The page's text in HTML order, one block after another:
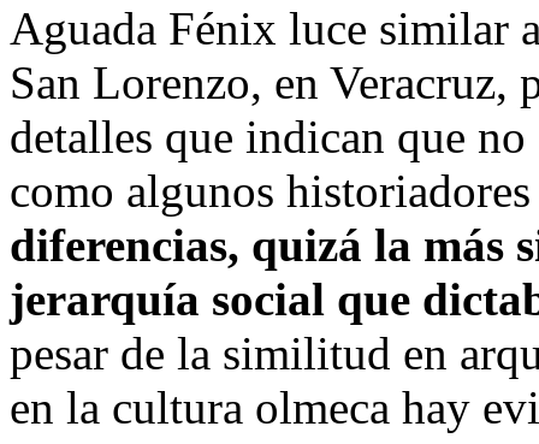
Aguada Fénix luce similar
San Lorenzo, en Veracruz,
detalles que indican que no
como algunos
diferencias, quizá la más
jerarquía social que
pesar de la similitud en
en la cultura olmeca hay